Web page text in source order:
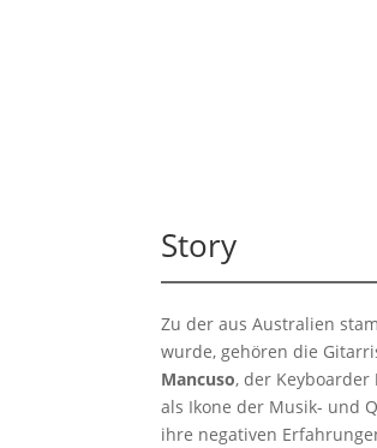
Story
Zu der aus Australien
wurde, gehören die
Mancuso, der Keyboarder
als Ikone der Musik- und
ihre negativen